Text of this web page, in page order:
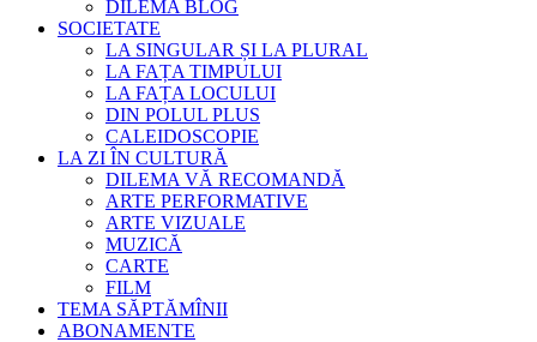
DILEMA BLOG
SOCIETATE
LA SINGULAR ȘI LA PLURAL
LA FAȚA TIMPULUI
LA FAȚA LOCULUI
DIN POLUL PLUS
CALEIDOSCOPIE
LA ZI ÎN CULTURĂ
DILEMA VĂ RECOMANDĂ
ARTE PERFORMATIVE
ARTE VIZUALE
MUZICĂ
CARTE
FILM
TEMA SĂPTĂMÎNII
ABONAMENTE